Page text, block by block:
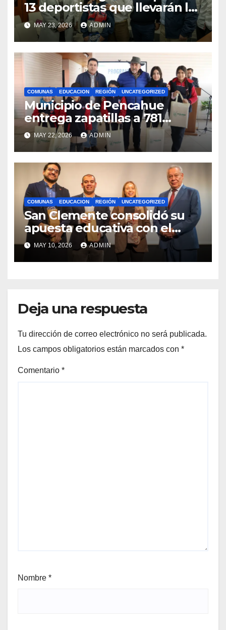
13 deportistas que llevarán la
bandera maulina a
competencias
internacionales
MAY 23, 2026 ADMIN
COMUNAS EDUCACION REGIÓN UNCATEGORIZED
Municipio de Pencahue
entrega zapatillas a 781
estudiantes con recursos del
Royalty Minero
MAY 22, 2026 ADMIN
COMUNAS EDUCACION REGIÓN UNCATEGORIZED
San Clemente consolidó su
apuesta educativa con el
lanzamiento del
Preuniversitario Brotes 2026
MAY 10, 2026 ADMIN
Deja una respuesta
Tu dirección de correo electrónico no será publicada.
Los campos obligatorios están marcados con *
Comentario *
Nombre *